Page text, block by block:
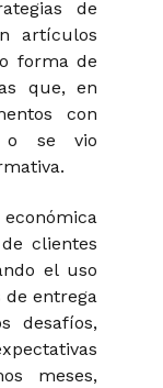
de
artículos
forma de
que, en
con
o se vio
clientes
el uso
de entrega
desafíos,
meses,